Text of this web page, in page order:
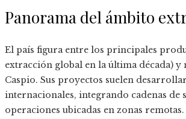
Panorama del ámbito
El país figura entre los principales
extracción global en la última década) y
Caspio. Sus proyectos suelen
internacionales, integrando cadenas
operaciones ubicadas en zonas